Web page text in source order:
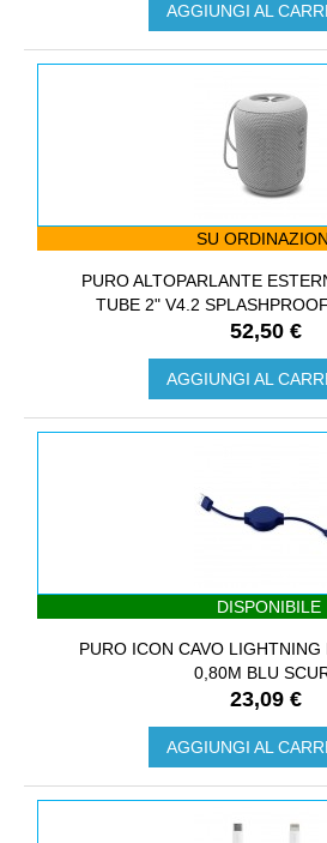
AGGIUNGI AL
SU
PURO ALTOPARLANTE
TUBE 2" V4.2
52,50 €
AGGIUNGI AL
DISPONIBILE
PURO ICON CAVO
0,80M BLU
23,09 €
AGGIUNGI AL